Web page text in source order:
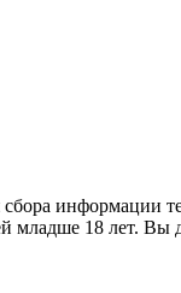
информации
18 лет. Вы